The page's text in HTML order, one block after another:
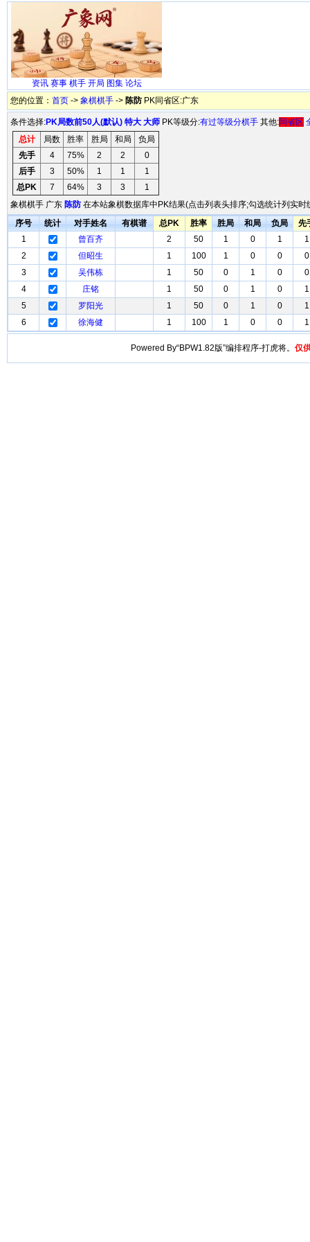
资讯 赛事 棋手 开局 图集 论坛
您的位置： 首页 -> 象棋棋手 -> 陈防 PK同省区:广东
条件选择:PK局数前50人(默认) 特大 大师 PK等级分:有过等级分棋手 其他:同省区
总计
局数 胜率 胜局 和局
负局
先手
4 75% 2 2
0
后手
3 50% 1 1
1
总PK
7 64% 3 3
1
象棋棋手 广东 陈防 在本站象棋数据库中PK结果(点击列表头排序;勾选统计列实
序号
统计 对手姓名 有棋谱 总PK 胜率 胜局 和局 负局
先
1
曾百齐 2 50 1 0 1
1
2
但昭生 1 100 1 0 0
0
3
吴伟栋 1 50 0 1 0
0
4
庄铭 1 50 0 1 0
1
5
罗阳光 1 50 0 1 0
1
6
徐海健 1 100 1 0 0 1
Powered By“BPW1.82版”编排程序-打虎将。 仅